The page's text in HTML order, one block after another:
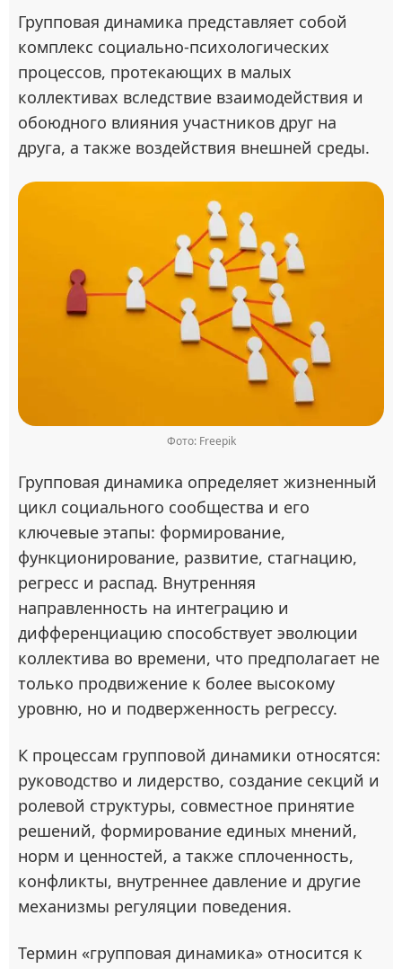
Групповая динамика представляет собой
комплекс социально-психологических
процессов, протекающих в малых
коллективах вследствие взаимодействия и
обоюдного влияния участников друг на
друга, а также воздействия внешней среды.
Фото: Freepik
Групповая динамика определяет жизненный
цикл социального сообщества и его
ключевые этапы: формирование,
функционирование, развитие, стагнацию,
регресс и распад. Внутренняя
направленность на интеграцию и
дифференциацию способствует эволюции
коллектива во времени, что предполагает не
только продвижение к более высокому
уровню, но и подверженность регрессу.
К процессам групповой динамики относятся:
руководство и лидерство, создание секций и
ролевой структуры, совместное принятие
решений, формирование единых мнений,
норм и ценностей, а также сплоченность,
конфликты, внутреннее давление и другие
механизмы регуляции поведения.
Термин «групповая динамика» относится к